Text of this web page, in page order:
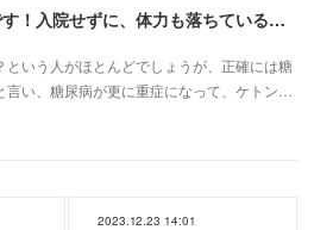
はっきり言って奇跡です！入院せずに、体力も落ちている状況でケトアシドーシスから復活
いう人がほとんどでしょうが、正確には糖
言い、糖尿病が更に重症になって、ケトン…
2023.12.23 14:01